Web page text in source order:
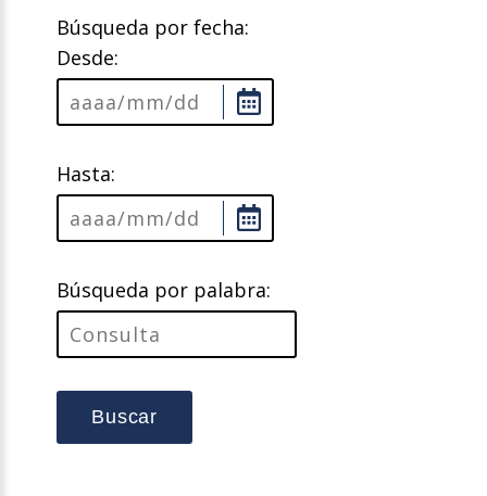
Búsqueda por fecha:
Desde:
Hasta:
Búsqueda por palabra:
Buscar